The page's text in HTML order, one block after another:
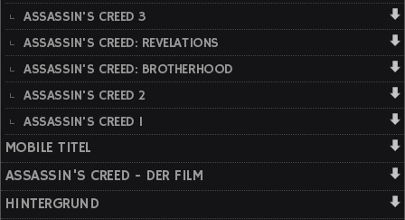
ASSASSIN'S CREED 3
ASSASSIN'S CREED: REVELATIONS
ASSASSIN'S CREED: BROTHERHOOD
ASSASSIN'S CREED 2
ASSASSIN'S CREED 1
MOBILE TITEL
ASSASSIN'S CREED - DER FILM
HINTERGRUND